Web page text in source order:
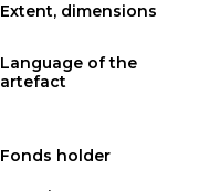
Extent, dimensions
Language of the
artefact
Fonds holder